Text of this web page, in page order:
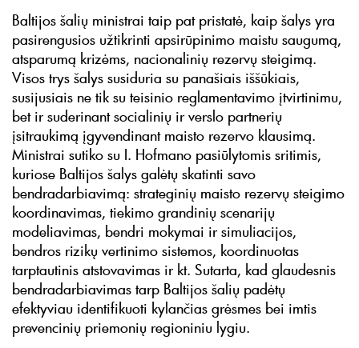
Baltijos šalių ministrai taip pat pristatė, kaip šalys yra
pasirengusios užtikrinti apsirūpinimo maistu saugumą,
atsparumą krizėms, nacionalinių rezervų steigimą.
Visos trys šalys susiduria su panašiais iššūkiais,
susijusiais ne tik su teisinio reglamentavimo įtvirtinimu,
bet ir suderinant socialinių ir verslo partnerių
įsitraukimą įgyvendinant maisto rezervo klausimą.
Ministrai sutiko su I. Hofmano pasiūlytomis sritimis,
kuriose Baltijos šalys galėtų skatinti savo
bendradarbiavimą: strateginių maisto rezervų steigimo
koordinavimas, tiekimo grandinių scenarijų
modeliavimas, bendri mokymai ir simuliacijos,
bendros rizikų vertinimo sistemos, koordinuotas
tarptautinis atstovavimas ir kt. Sutarta, kad glaudesnis
bendradarbiavimas tarp Baltijos šalių padėtų
efektyviau identifikuoti kylančias grėsmes bei imtis
prevencinių priemonių regioniniu lygiu.